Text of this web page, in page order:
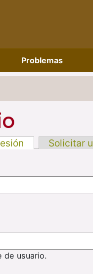
Problemas
Solicitar
de usuario.